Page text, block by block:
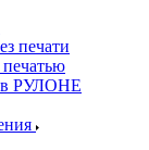
печати
в РУЛОНЕ